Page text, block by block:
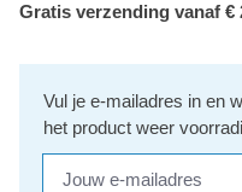
Gratis verzending vanaf €
Vul je e-mailadres in en
het product weer